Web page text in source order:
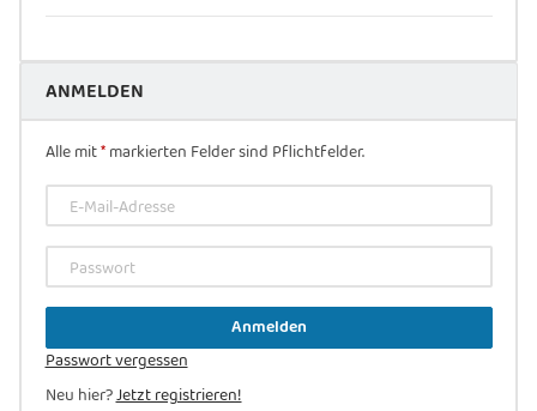
ANMELDEN
Alle mit*markierten Felder sind Pflichtfelder.
E-Mail-Adresse
Passwort
Anmelden
Passwort vergessen
Neu hier?Jetzt registrieren!